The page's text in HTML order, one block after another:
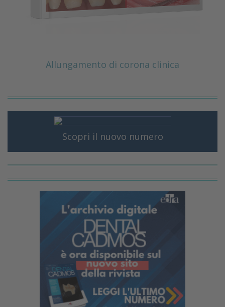
Allungamento di corona clinica
Scopri il nuovo numero